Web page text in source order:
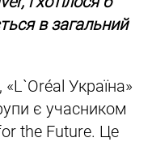
в загальний
Україна»
є учасником
the Future. Це